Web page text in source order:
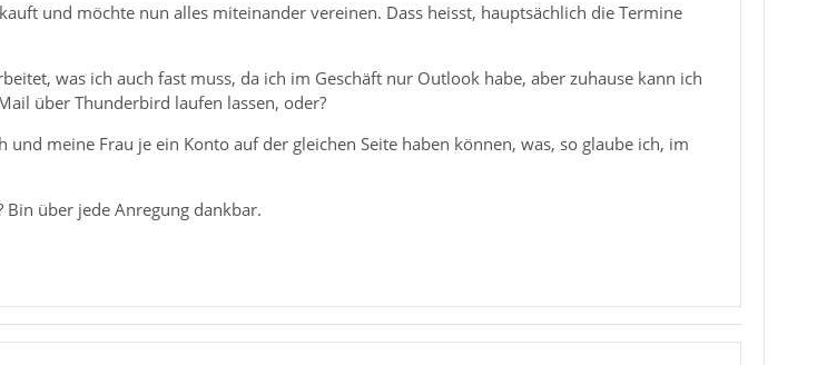
und möchte nun alles miteinander vereinen. Dass heisst, hauptsächlich die Termine
was ich auch fast muss, da ich im Geschäft nur Outlook habe, aber zuhause kann ich
über Thunderbird laufen lassen, oder?
meine Frau je ein Konto auf der gleichen Seite haben können, was, so glaube ich, im
über jede Anregung dankbar.